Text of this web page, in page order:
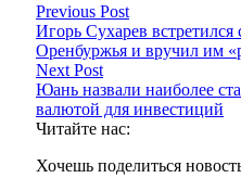
Previous Post
Игорь Сухарев встретился
Оренбуржья и вручил им
Next Post
Юань назвали наиболее
валютой для инвестиций
Читайте нас:
Хочешь поделиться